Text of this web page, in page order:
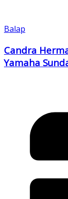
Balap
Candra
Yamaha